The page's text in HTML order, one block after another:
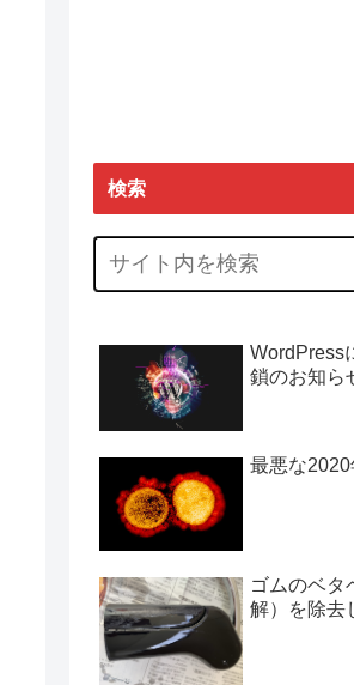
検索
WordPress
鎖のお知ら
最悪な2020
ゴムのベタ
解）を除去